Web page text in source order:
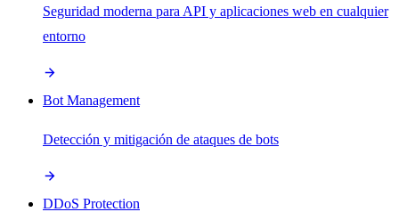
Seguridad moderna para API y aplicaciones web en cualquier
entorno
Bot Management
Detección y mitigación de ataques de bots
DDoS Protection